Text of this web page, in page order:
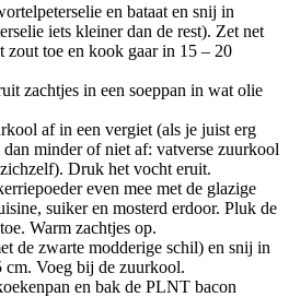
en bataat en snij in
iets kleiner dan de rest). Zet net
zout toe en kook gaar in 15 – 20
zachtjes in een soeppan in wat olie
af in een vergiet (als je juist erg
minder of niet af: vatverse zuurkool
Druk het vocht eruit.
even mee met de glazige
suiker en mosterd erdoor. Pluk de
Warm zachtjes op.
de zwarte modderige schil) en snij in
cm. Voeg bij de zuurkool.
en bak de PLNT bacon